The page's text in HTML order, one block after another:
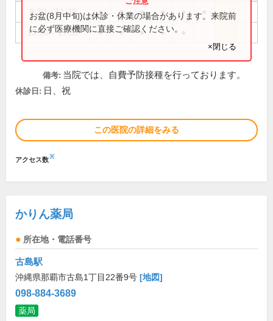
8:30～11:30 ● ● ● ● ●
13:30～17:30 ● ● ● ●
お盆(8月中旬)は休診・休業の場合があります。来院前
に必ず医療機関に直接ご確認ください。
×閉じる
備考: 当院では、自費予防接種を行っております。
休診日: 日、祝
この医院の詳細をみる
アクセス数※
かりん薬局
所在地・電話番号
古島駅
沖縄県那覇市古島1丁目22番9号 [地図]
098-884-3689
薬局